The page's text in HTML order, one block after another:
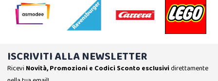
ISCRIVITI ALLA NEWSLETTER
Ricevi Novità, Promozioni e Codici Sconto esclusividirettamente